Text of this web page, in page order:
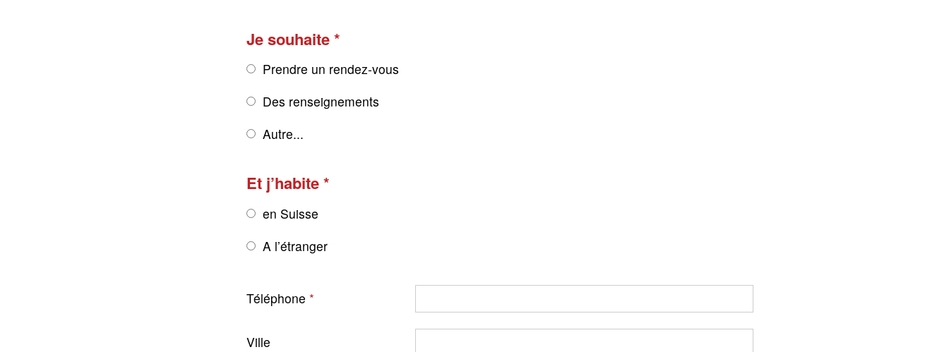
Je souhaite
Prendre un rendez-vous
Des renseignements
Autre...
Et j’habite
en Suisse
A l’étranger
Téléphone
Ville